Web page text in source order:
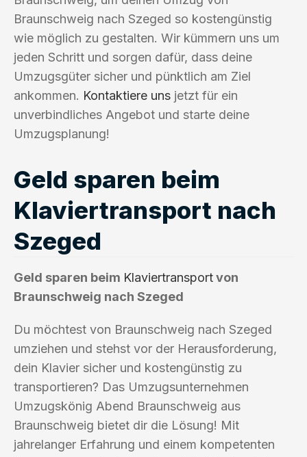
Braunschweig nach Szeged so kostengünstig
wie möglich zu gestalten. Wir kümmern uns um
jeden Schritt und sorgen dafür, dass deine
Umzugsgüter sicher und pünktlich am Ziel
ankommen. Kontaktiere uns jetzt für ein
unverbindliches Angebot und starte deine
Umzugsplanung!
Geld sparen beim
Klaviertransport nach
Szeged
Geld sparen beim Klaviertransportvon
Braunschweig nach Szeged
Du möchtest von Braunschweig nach Szeged
umziehen und stehst vor der Herausforderung,
dein Klavier sicher und kostengünstig zu
transportieren? Das Umzugsunternehmen
Umzugskönig Abend Braunschweig aus
Braunschweig bietet dir die Lösung! Mit
jahrelanger Erfahrung und einem kompetenten